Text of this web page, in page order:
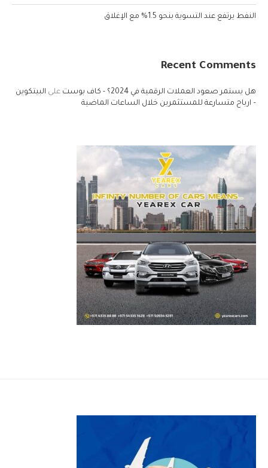
النفط يرتفع عند التسوية بنحو 1.5% مع الإغلاق
Recent Comments
هل يستمر صعود العملات الرقمية في 2024؟ - كاف بوست على البيتكوين
– ارباح متسارعة للمستثمرين خلال الساعات الماضية